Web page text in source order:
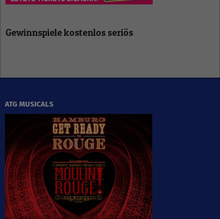
Gewinnspiele kostenlos seriös
ATG MUSICALS